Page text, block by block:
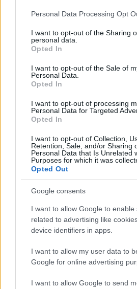
Please note that this website/app
not limited to your visit or usage
grant or deny consent to Google and
use your data for below specified
consent section.
Personal Data Processing Opt
I want to opt-out of the Sharing
personal data.
Opted In
I want to opt-out of the Sale of
Personal Data.
Opted In
I want to opt-out of processing
Personal Data for Targeted
Opted In
I want to opt-out of Collection,
Retention, Sale, and/or Sharing
Personal Data that Is Unrelated
Purposes for which it was
Opted Out
Google consents
I want to allow Google to enable
related to advertising like
device identifiers in apps.
I want to allow my user data to
Google for online advertising
I want to allow Google to send
Η προσδοκία είναι ότι, με τη
Σαββατοκύριακου, η κατάσταση θα
από τη Δευτέρα. Στόχος είναι να
λειτουργία του σχολείου μετά
εργασιών.
Ανησυχία από γονείς
Το περιστατικό προκάλεσε
μαθητών από γειτονικές σχολικές
προβληματισμοί τους συνδέονται
έντομα μπορεί να έχουν